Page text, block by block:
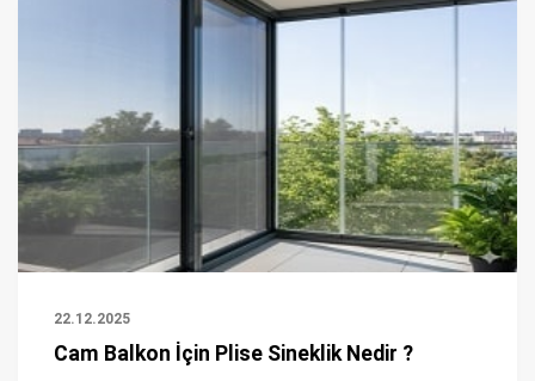
22.12.2025
Cam Balkon İçin Plise Sineklik Nedir ?